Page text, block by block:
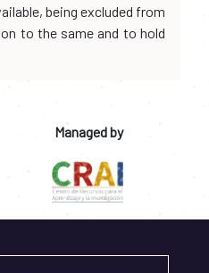
being excluded from
to the same and to hold
Managed by